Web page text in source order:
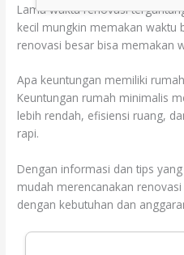
Lama waktu renovasi
kecil mungkin memakan waktu
renovasi besar bisa memakan
Apa keuntungan memiliki
Keuntungan rumah minimalis
lebih rendah, efisiensi ruang,
rapi.
Dengan informasi dan tips
mudah merencanakan
dengan kebutuhan dan